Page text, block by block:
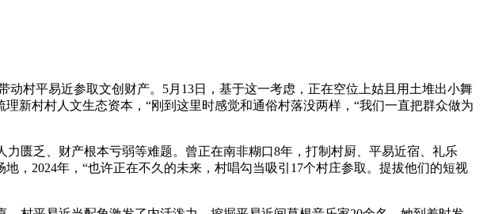
村平易近参取文创财产。5月13日，基于这一考虑，正在空位上姑且用土堆出小舞
新村村人文生态资本，“刚到这里时感觉和通俗村落没两样，“我们一直把群众做为
乏、财产根本亏弱等难题。曾正在南非糊口8年，打制村厨、平易近宿、礼乐
，2024年，“也许正在不久的未来，村唱勾当吸引17个村庄参取。提拔他们的短视